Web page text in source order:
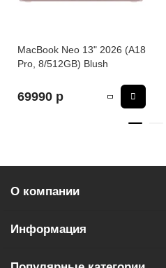
MacBook Neo 13" 2026 (A18
Pro, 8/512GB) Blush
69990 р
О компании
Информация